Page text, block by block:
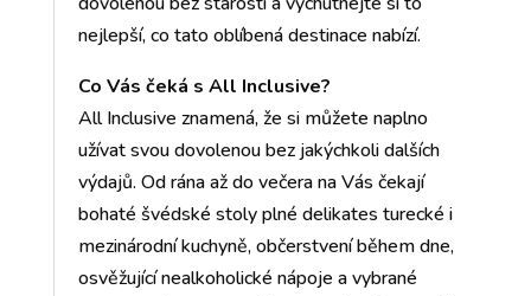
nejlepší, co tato oblíbená destinace nabízí.
Co Vás čeká s All Inclusive?
All Inclusive znamená, že si můžete naplno
užívat svou dovolenou bez jakýchkoli dalších
výdajů. Od rána až do večera na Vás čekají
bohaté švédské stoly plné delikates turecké i
mezinárodní kuchyně, občerstvení během dne,
osvěžující nealkoholické nápoje a vybrané